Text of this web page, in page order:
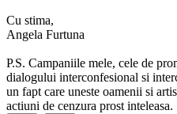
Cu stima,
Angela Furtuna
P.S. Campaniile mele, cele de
dialogului interconfesional si
un fapt care uneste oamenii si
actiuni de cenzura prost inteleasa.